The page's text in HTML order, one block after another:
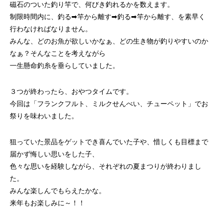
磁石のついた釣り竿で、何びき釣れるかを数えます。
制限時間内に、釣る➡竿から離す➡釣る➡竿から離す、を素早く
行わなければなりません。
みんな、どのお魚が欲しいかなぁ、どの生き物が釣りやすいのか
なぁ？そんなことを考えながら
一生懸命釣糸を垂らしていました。
３つが終わったら、おやつタイムです。
今回は「フランクフルト、ミルクせんべい、チューペット」でお
祭りを味わいました。
狙っていた景品をゲットでき喜んでいた子や、惜しくも目標まで
届かず悔しい思いをした子、
色々な思いを経験しながら、それぞれの夏まつりが終わりまし
た。
みんな楽しんでもらえたかな。
来年もお楽しみに～！！